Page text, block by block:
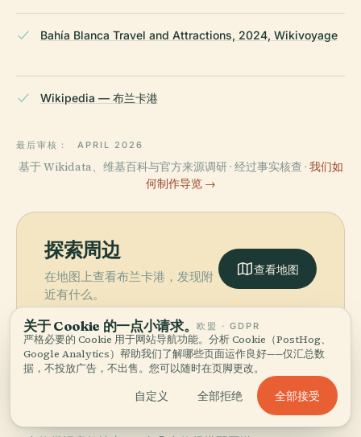
Bahía Blanca Travel and Attractions, 2024, Wikivoyage
Wikipedia — 布兰卡港
最后审核： APRIL 2026
基于 Wikidata、维基百科与官方来源调研 · 经过事实核查 · 我们如
何制作导览 →
探索周边
在地图上查看布兰卡港，发现附
近有什么。
查看地图
布兰卡港.
PLACE PLACE
PLACE
关于 Cookie 的一点小请求。欧盟 · GDPR
严格必要的 Cookie 用于网站导航功能。分析 Cookie（PostHog、
Google Analytics）帮助我们了解哪些页面运作良好——仅汇总数
据，不投放广告，不出售。您可以随时在页脚更改。
自定义 全部拒绝 全部接受